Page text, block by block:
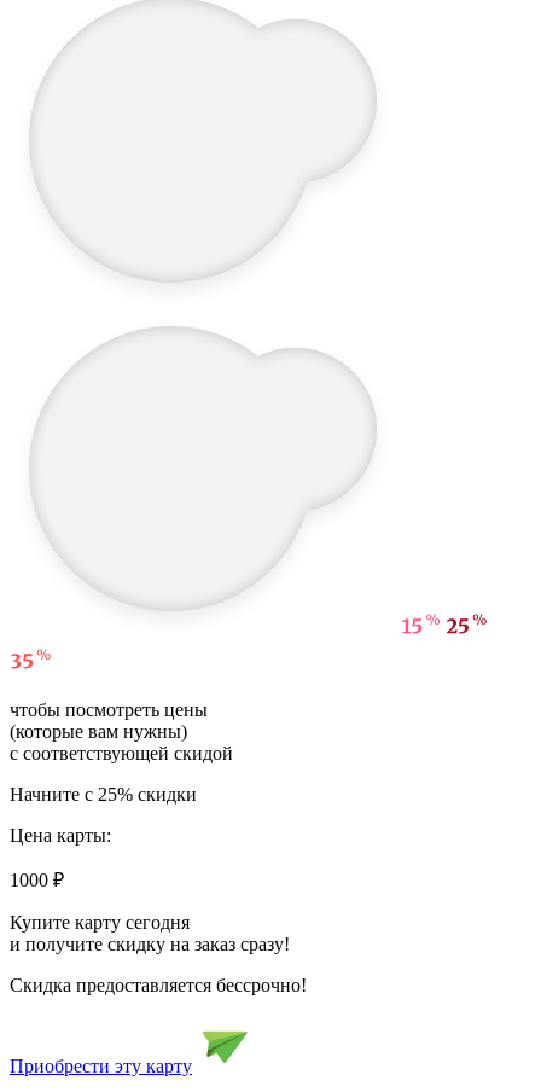
чтобы посмотреть цены
(которые вам нужны)
с соответствующей скидой
Начните с 25% скидки
Цена карты:
1000 ₽
Купите карту сегодня
и получите скидку на заказ сразу!
Скидка предоставляется бессрочно!
Приобрести эту карту